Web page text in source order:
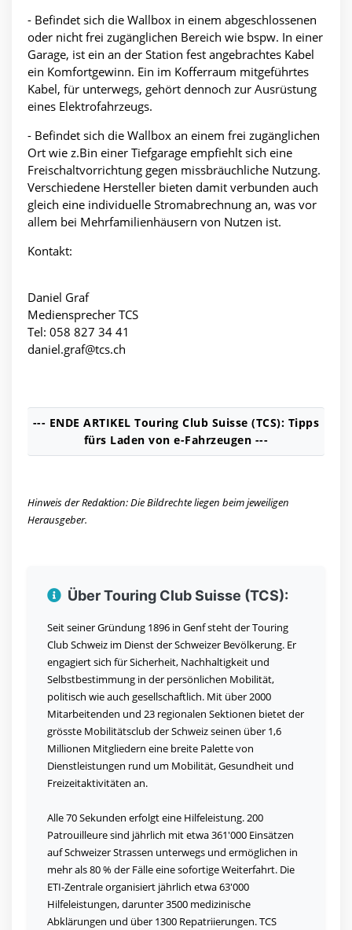
- Befindet sich die Wallbox in einem abgeschlossenen
oder nicht frei zugänglichen Bereich wie bspw. In einer
Garage, ist ein an der Station fest angebrachtes Kabel
ein Komfortgewinn. Ein im Kofferraum mitgeführtes
Kabel, für unterwegs, gehört dennoch zur Ausrüstung
eines Elektrofahrzeugs.
- Befindet sich die Wallbox an einem frei zugänglichen
Ort wie z.Bin einer Tiefgarage empfiehlt sich eine
Freischaltvorrichtung gegen missbräuchliche Nutzung.
Verschiedene Hersteller bieten damit verbunden auch
gleich eine individuelle Stromabrechnung an, was vor
allem bei Mehrfamilienhäusern von Nutzen ist.
Kontakt:
Daniel Graf
Mediensprecher TCS
Tel: 058 827 34 41
daniel.graf@tcs.ch
--- ENDE ARTIKEL Touring Club Suisse (TCS): Tipps
fürs Laden von e-Fahrzeugen ---
Hinweis der Redaktion: Die Bildrechte liegen beim jeweiligen
Herausgeber.
Über Touring Club Suisse (TCS):
Seit seiner Gründung 1896 in Genf steht der Touring
Club Schweiz im Dienst der Schweizer Bevölkerung. Er
engagiert sich für Sicherheit, Nachhaltigkeit und
Selbstbestimmung in der persönlichen Mobilität,
politisch wie auch gesellschaftlich. Mit über 2000
Mitarbeitenden und 23 regionalen Sektionen bietet der
grösste Mobilitätsclub der Schweiz seinen über 1,6
Millionen Mitgliedern eine breite Palette von
Dienstleistungen rund um Mobilität, Gesundheit und
Freizeitaktivitäten an.
Alle 70 Sekunden erfolgt eine Hilfeleistung. 200
Patrouilleure sind jährlich mit etwa 361'000 Einsätzen
auf Schweizer Strassen unterwegs und ermöglichen in
mehr als 80 % der Fälle eine sofortige Weiterfahrt. Die
ETI-Zentrale organisiert jährlich etwa 63'000
Hilfeleistungen, darunter 3500 medizinische
Abklärungen und über 1300 Repatriierungen. TCS